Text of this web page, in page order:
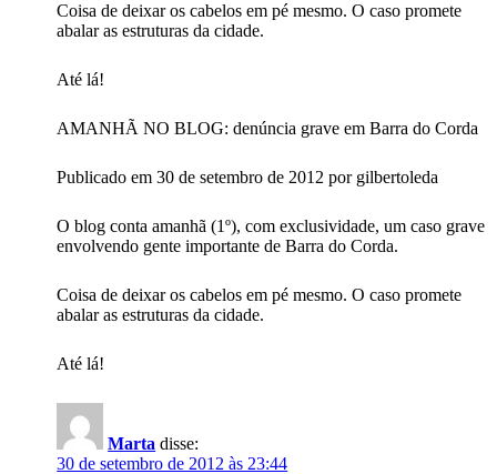
Coisa de deixar os cabelos em pé mesmo. O caso promete
abalar as estruturas da cidade.
Até lá!
AMANHÃ NO BLOG: denúncia grave em Barra do Corda
Publicado em 30 de setembro de 2012 por gilbertoleda
O blog conta amanhã (1º), com exclusividade, um caso grave
envolvendo gente importante de Barra do Corda.
Coisa de deixar os cabelos em pé mesmo. O caso promete
abalar as estruturas da cidade.
Até lá!
Marta disse:
30 de setembro de 2012 às 23:44